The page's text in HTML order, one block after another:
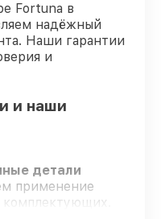
Fortuna в
надёжный
Наши гарантии
и
и наши
детали
применение
комплектующих.